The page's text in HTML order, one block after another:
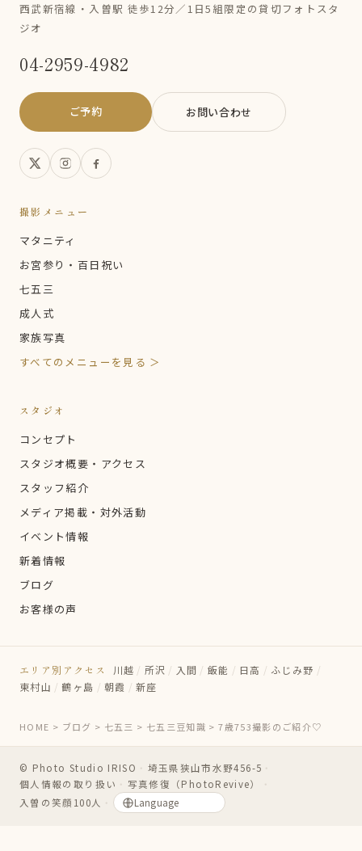
西武新宿線・入曽駅 徒歩12分／1日5組限定の貸切フォトスタ
ジオ
04-2959-4982
ご予約 お問い合わせ
撮影メニュー
マタニティ
お宮参り・百日祝い
七五三
成人式
家族写真
すべてのメニューを見る ＞
スタジオ
コンセプト
スタジオ概要・アクセス
スタッフ紹介
メディア掲載・対外活動
イベント情報
新着情報
ブログ
お客様の声
エリア別アクセス 川越 / 所沢 / 入間 / 飯能 / 日高 / ふじみ野 /
東村山 / 鶴ヶ島 / 朝霞 / 新座
HOME > ブログ > 七五三 > 七五三豆知識 >7歳753撮影のご紹介♡
© Photo Studio IRISO ・ 埼玉県狭山市水野456-5 ・
個人情報の取り扱い ・ 写真修復（PhotoRevive）
・
入曽の笑顔100人 ・